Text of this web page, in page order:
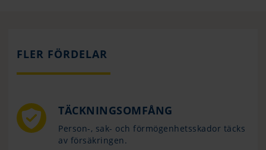
FLER FÖRDELAR
TÄCKNINGSOMFÅNG
Person-, sak- och förmögenhetsskador täcks
av försäkringen.